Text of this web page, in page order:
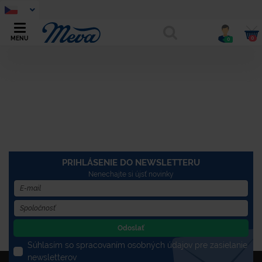
MENU 0 0
PRIHLÁSENIE DO NEWSLETTERU
Nenechajte si újsť novinky
Odoslať
Súhlasím so spracovaním osobných údajov pre zasielanie
newsletterov